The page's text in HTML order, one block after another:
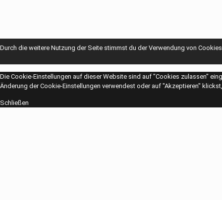
Durch die weitere Nutzung der Seite stimmst du der Verwendung von
Die Cookie-Einstellungen auf dieser Website sind auf "Cookies zulassen"
Änderung der Cookie-Einstellungen verwendest oder auf "Akzeptieren"
Schließen